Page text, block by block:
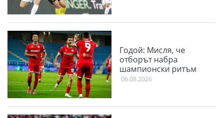
Годой: Мисля, че
отборът набра
шампионски ритъм
06.08.2026